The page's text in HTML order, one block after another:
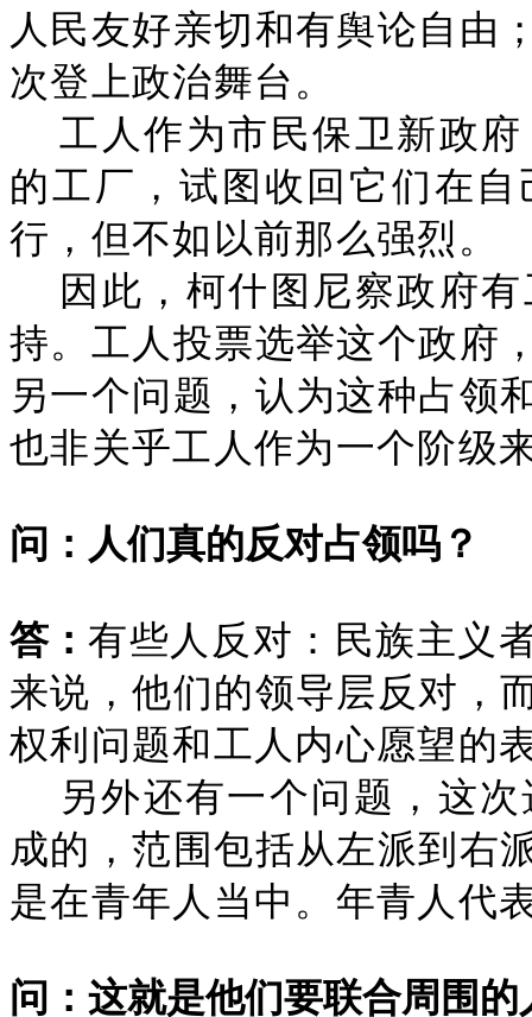
人民友好亲切和有舆论自由
次登上政治舞台。
工人作为市民保卫新政
的工厂，试图收回它们在
行，但不如以前那么强烈。
因此，柯什图尼察政府
持。工人投票选举这个政府
另一个问题，认为这种占领
也非关乎工人作为一个阶级
问：人们真的反对占领吗？
答：有些人反对：民族主义
来说，他们的领导层反对，
权利问题和工人内心愿望的
另外还有一个问题，这
成的，范围包括从左派到右
是在青年人当中。年青人代
问：这就是他们要联合周围